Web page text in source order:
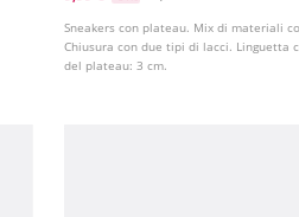
Sneakers con plateau. Mix di materiali
Chiusura con due tipi di lacci. Linguetta
del plateau: 3 cm.